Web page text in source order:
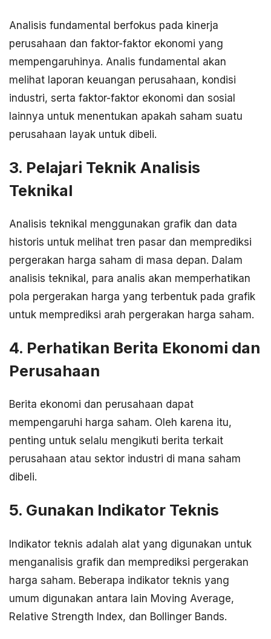
Analisis fundamental berfokus pada kinerja
perusahaan dan faktor-faktor ekonomi yang
mempengaruhinya. Analis fundamental akan
melihat laporan keuangan perusahaan, kondisi
industri, serta faktor-faktor ekonomi dan sosial
lainnya untuk menentukan apakah saham suatu
perusahaan layak untuk dibeli.
3. Pelajari Teknik Analisis
Teknikal
Analisis teknikal menggunakan grafik dan data
historis untuk melihat tren pasar dan memprediksi
pergerakan harga saham di masa depan. Dalam
analisis teknikal, para analis akan memperhatikan
pola pergerakan harga yang terbentuk pada grafik
untuk memprediksi arah pergerakan harga saham.
4. Perhatikan Berita Ekonomi dan
Perusahaan
Berita ekonomi dan perusahaan dapat
mempengaruhi harga saham. Oleh karena itu,
penting untuk selalu mengikuti berita terkait
perusahaan atau sektor industri di mana saham
dibeli.
5. Gunakan Indikator Teknis
Indikator teknis adalah alat yang digunakan untuk
menganalisis grafik dan memprediksi pergerakan
harga saham. Beberapa indikator teknis yang
umum digunakan antara lain Moving Average,
Relative Strength Index, dan Bollinger Bands.